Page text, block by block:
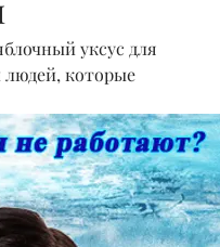
уксус для
людей, которые